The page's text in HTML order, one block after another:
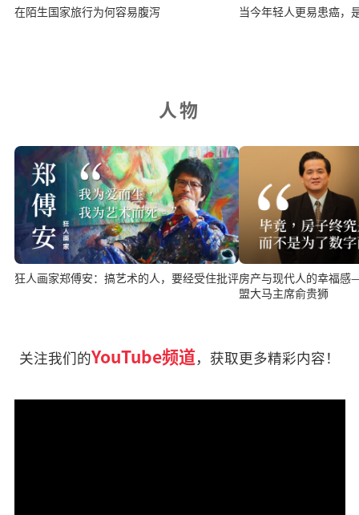
在陌生国家旅行为何容易腹泻 当今年轻人更易患癌，
人物
狂人画家郑傅安：搞艺术的人，要经受住批评房产与现代人的幸福感
盟大马主席俞贵狮
关注我们的YouTube频道，获取更多精彩内容！